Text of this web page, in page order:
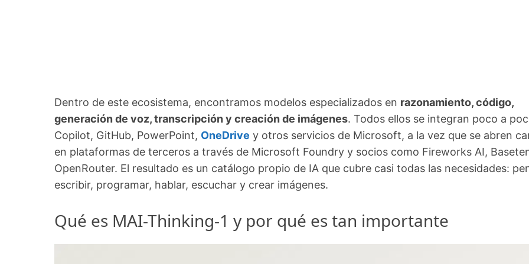
Dentro de este ecosistema, encontramos modelos especializados en razonamiento, código,
generación de voz, transcripción y creación de imágenes. Todos ellos se integran poco a
Copilot, GitHub, PowerPoint, OneDrive y otros servicios de Microsoft, a la vez que se abren
en plataformas de terceros a través de Microsoft Foundry y socios como Fireworks AI,
OpenRouter. El resultado es un catálogo propio de IA que cubre casi todas las necesidades:
escribir, programar, hablar, escuchar y crear imágenes.
Qué es MAI-Thinking-1 y por qué es tan importante